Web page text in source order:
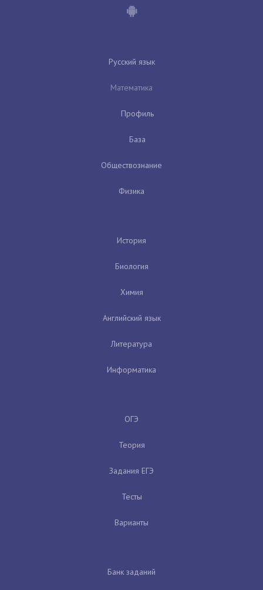
Русский язык
Математика
Профиль
База
Обществознание
Физика
История
Биология
Химия
Английский язык
Литература
Информатика
ОГЭ
Теория
Задания ЕГЭ
Тесты
Варианты
Банк заданий